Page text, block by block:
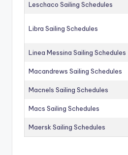
Leschaco Sailing Schedules
Libra Sailing Schedules
Linea Messina Sailing Schedules
Macandrews Sailing Schedules
Macnels Sailing Schedules
Macs Sailing Schedules
Maersk Sailing Schedules